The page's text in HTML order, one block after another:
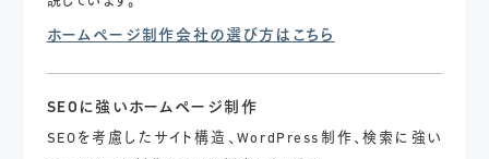
ホームページ制作会社の選び方はこちら
SEOに強いホームページ制作
SEOを考慮したサイト構造、WordPress制作、検索に強い